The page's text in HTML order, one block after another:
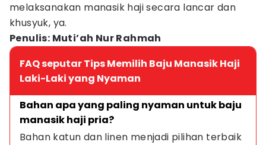
melaksanakan manasik haji secara lancar dan
khusyuk, ya.
Penulis: Muti’ah Nur Rahmah
FAQ seputar Tips Memilih Baju Manasik Haji
Laki-Laki yang Nyaman
Bahan apa yang paling nyaman untuk baju
manasik haji pria?
Bahan katun dan linen menjadi pilihan terbaik